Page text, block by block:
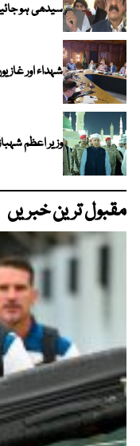
سیدھی ہو
شہداء اور
وزیر اعظم
مقبول ترین خبریں